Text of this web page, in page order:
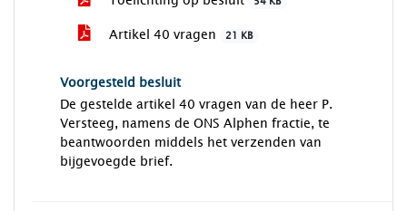
Artikel 40 vragen 21 KB
Voorgesteld besluit
De gestelde artikel 40 vragen van de heer P.
Versteeg, namens de ONS Alphen fractie, te
beantwoorden middels het verzenden van
bijgevoegde brief.